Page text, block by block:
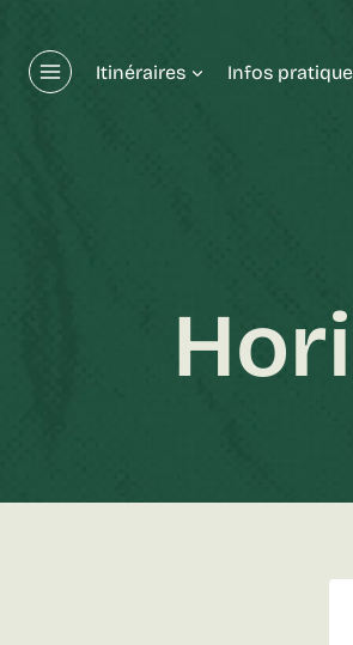
contenu
Itinéraires Infos